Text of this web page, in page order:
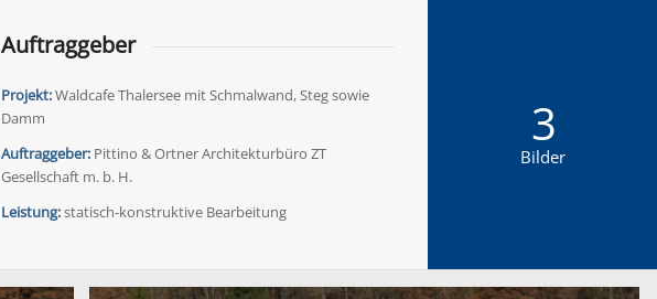
Auftraggeber
Projekt:Waldcafe Thalersee mit Schmalwand, Steg sowie
Damm
Auftraggeber: Pittino & Ortner Architekturbüro ZT
Gesellschaft m. b. H.
Leistung:statisch-konstruktive Bearbeitung
3
Bilder